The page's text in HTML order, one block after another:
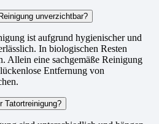
unverzichtbar?
ist aufgrund hygienischer und
In biologischen Resten
Allein eine sachgemäße Reinigung
Entfernung von
Tatortreinigung?